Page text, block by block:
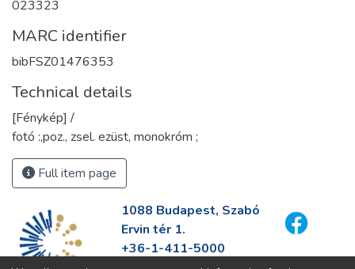
023323
MARC identifier
bibFSZ01476353
Technical details
[Fénykép] /
fotó :,poz., zsel. ezüst, monokróm ;
Full item page
1088 Budapest, Szabó
Ervin tér 1.
+36-1-411-5000